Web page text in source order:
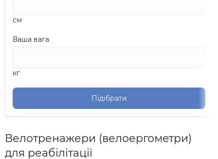
см
Ваша вага
кг
Підібрати
Велотренажери (велоергометри)
для реабілітації